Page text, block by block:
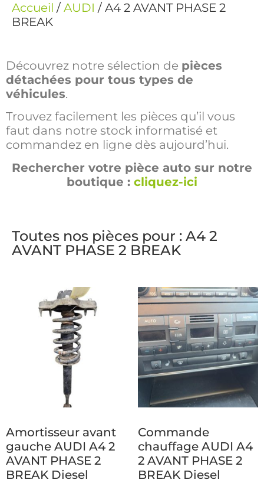
Accueil / AUDI / A4 2 AVANT PHASE 2
BREAK
Découvrez notre sélection de pièces
détachées pour tous types de
véhicules.
Trouvez facilement les pièces qu’il vous
faut dans notre stock informatisé et
commandez en ligne dès aujourd’hui.
Rechercher votre pièce auto sur notre
boutique : cliquez-ici
Toutes nos pièces pour : A4 2
AVANT PHASE 2 BREAK
Amortisseur avant
gauche AUDI A4 2
AVANT PHASE 2
BREAK Diesel
Commande
chauffage AUDI A4
2 AVANT PHASE 2
BREAK Diesel